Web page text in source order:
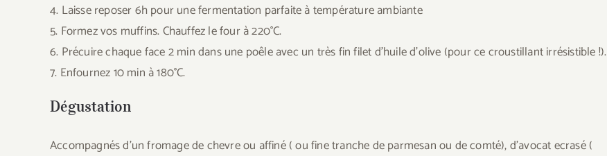
4. Laisse reposer 6h pour une fermentation parfaite à température ambiante
5. Formez vos muffins. Chauffez le four à 220°C.
6. Précuire chaque face 2 min dans une poêle avec un très fin filet d’huile d’olive (pour ce croustillant irrésistible !).
7. Enfournez 10 min à 180°C.
Dégustation
Accompagnés d’un fromage de chevre ou affiné ( ou fine tranche de parmesan ou de comté), d’avocat ecrasé (